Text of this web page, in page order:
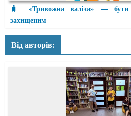
🧳 «Тривожна валіза» — бути
захищеним
Від авторів: